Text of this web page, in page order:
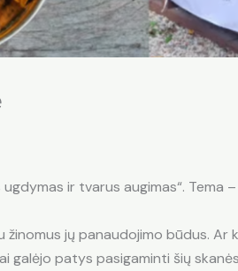
ir tvarus augimas“. Tema –
jų panaudojimo būdus.
galėjo patys pasigaminti šių